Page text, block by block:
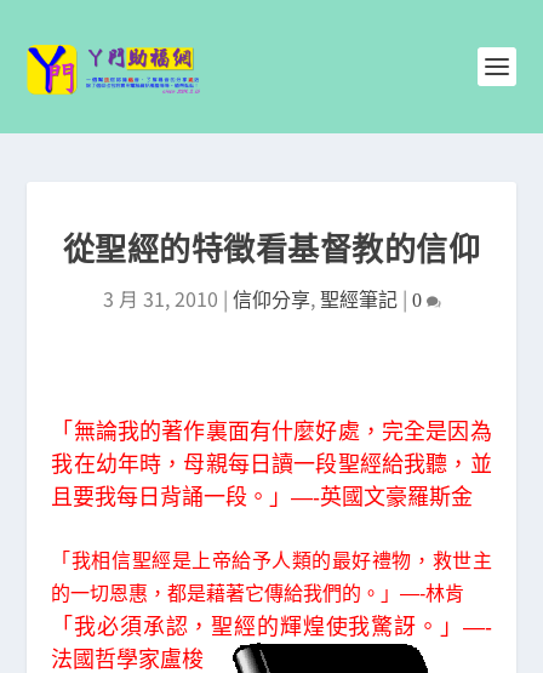
從聖經的特徵看基督教的信仰
3 月 31, 2010 | 信仰分享, 聖經筆記| 0
「無論我的著作裏面有什麼好處，完全是因為
我在幼年時，母親每日讀一段聖經給我聽，並
且要我每日背誦一段。」—-英國文豪羅斯金
「我相信聖經是上帝給予人類的最好禮物，救世主
的一切恩惠，都是藉著它傳給我們的。」—-林肯
「我必須承認，聖經的輝煌使我驚訝。」—-
法國哲學家盧梭